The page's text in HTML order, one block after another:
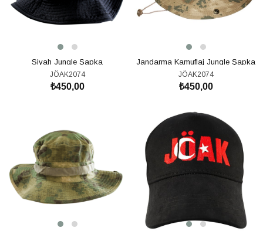
Siyah Jungle Şapka
JÖAK2074
₺450,00
Jandarma Kamuflaj Jungle Şapka
JÖAK2074
₺450,00